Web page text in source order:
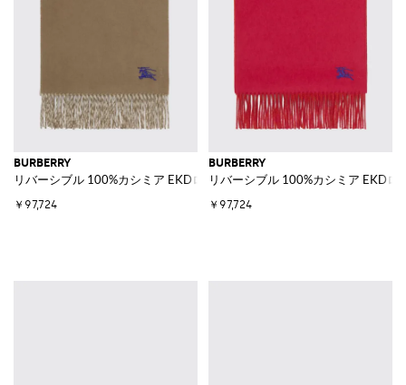
BURBERRY
リバーシブル 100%カシミア EKDロゴ刺繍 スカーフ
￥97,724
BURBERRY
リバーシブル 100%カシミア EKDロ
￥97,724